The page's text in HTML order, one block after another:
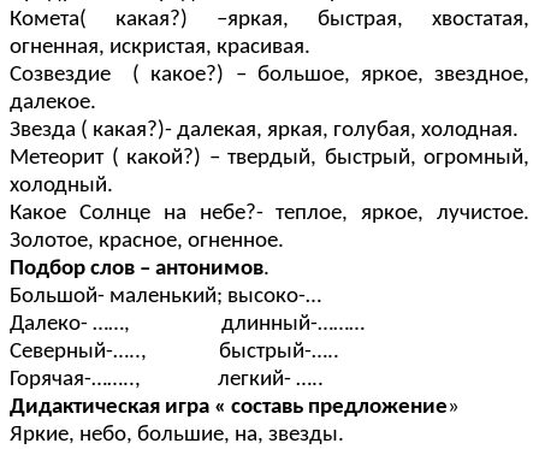
Комета( какая?) –яркая, быстрая, хвостатая,
огненная, искристая, красивая.
Созвездие ( какое?) – большое, яркое, звездное,
далекое.
Звезда ( какая?)- далекая, яркая, голубая, холодная.
Метеорит ( какой?) – твердый, быстрый, огромный,
холодный.
Какое Солнце на небе?- теплое, яркое, лучистое.
Золотое, красное, огненное.
Подбор слов – антонимов.
Большой- маленький; высоко-…
Далеко- ……, длинный-………
Северный-….., быстрый-…..
Горячая-…….., легкий- …..
Дидактическая игра « составь предложение»
Яркие, небо, большие, на, звезды.